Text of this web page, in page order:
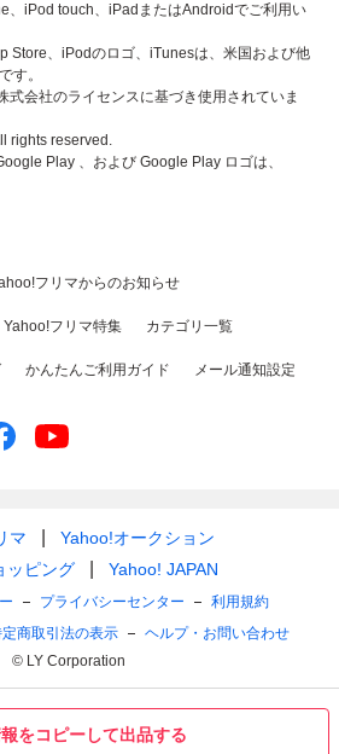
をコピーして出品する
、iPod touch、iPadまたはAndroidでご利用い
Store、iPodのロゴ、iTunesは、米国および他
す。
式会社のライセンスに基づき使用されていま
rights reserved.
Play 、および Google Play ロゴは、
フリマからのお知らせ
Yahoo!フリマ特集 カテゴリ一覧
かんたんご利用ガイド メール通知設定
マ
Yahoo!オークション
ッピング
Yahoo! JAPAN
プライバシーセンター
利用規約
商取引法の表示
ヘルプ・お問い合わせ
© LY Corporation